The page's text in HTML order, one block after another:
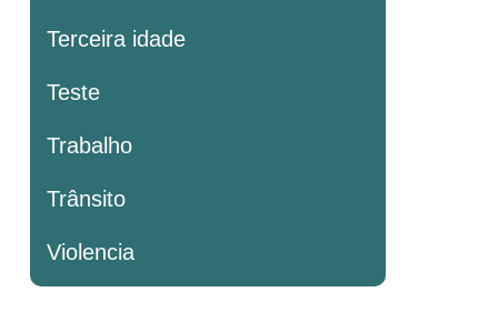
Terceira idade
Teste
Trabalho
Trânsito
Violencia